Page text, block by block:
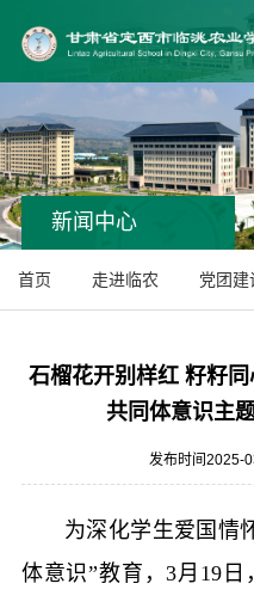
新闻中心
首页 走进临农 党团建
石榴花开别样红 籽籽
共同体意识主
发布时间
为深化学生爱国情
体意识”教育，3月19